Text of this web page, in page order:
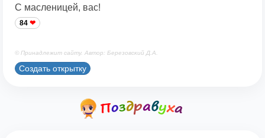
С масленицей, вас!
84
© Принадлежит сайту. Автор: Березовский Д.А.
Создать открытку